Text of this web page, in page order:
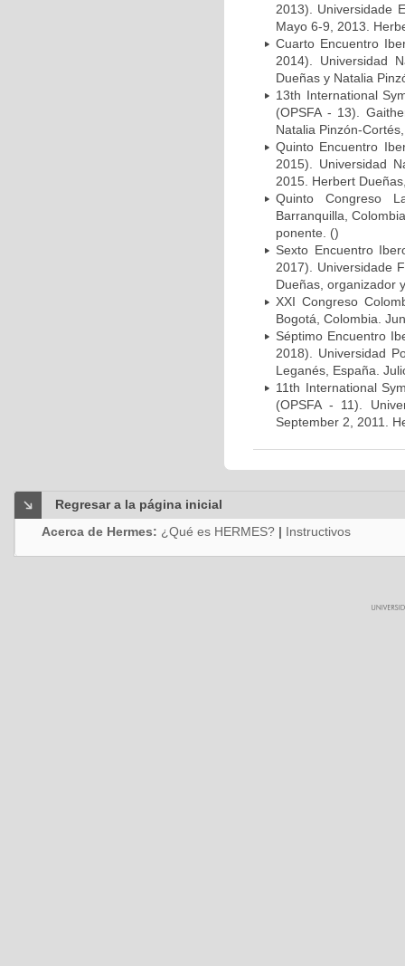
2013). Universidade
Mayo 6-9, 2013.
Cuarto Encuentro
2014). Universidad
Dueñas y Natalia
13th International
(OPSFA - 13).
Natalia Pinzón-
Quinto Encuentro
2015). Universidad
2015. Herbert
Quinto Congreso
Barranquilla,
ponente. ()
Sexto Encuentro
2017). Universidade
Dueñas, organizador
XXI Congreso
Bogotá, Colombia.
Séptimo Encuentro
2018). Universidad
Leganés, España.
11th International
(OPSFA - 11).
September 2, 2011.
Regresar a la página inicial
Acerca de Hermes: ¿Qué es HERMES? | Instructivos